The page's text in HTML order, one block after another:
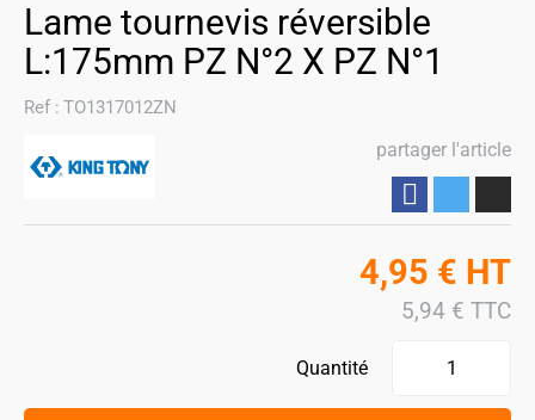
Lame tournevis réversible
L:175mm PZ N°2 X PZ N°1
Ref : TO1317012ZN
partager l'article
4,95 € HT
5,94 € TTC
Quantité